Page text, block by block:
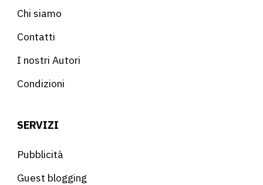
Chi siamo
Contatti
I nostri Autori
Condizioni
SERVIZI
Pubblicità
Guest blogging